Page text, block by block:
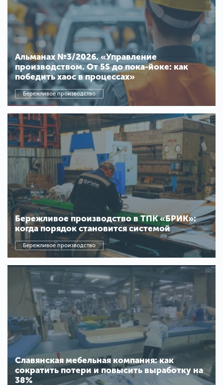
Альманах №3/2026. «Управление
производством. От 5S до пока-йоке: как
победить хаос в процессах»
Бережливое производство
Бережливое производство в ТПК «БРИК»:
когда порядок становится системой
Бережливое производство
Славянская мебельная компания: как
сократить потери и повысить выработку на
38%